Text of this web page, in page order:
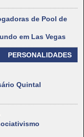
de Pool de
em Las Vegas
PERSONALIDADES
Quintal